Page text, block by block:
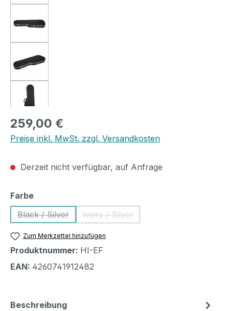
Regulärer Preis:
259,00 €
Preise inkl. MwSt. zzgl. Versandkosten
Derzeit nicht verfügbar, auf Anfrage
Farbeauswählen
Black / Silver
(Diese Option ist zurzeit nicht verfügbar.)
Ivory / Silver
(Diese Option ist zurzeit nicht
Zum Merkzettel hinzufügen
Produktnummer: HI-EF
EAN: 4260741912482
Beschreibung